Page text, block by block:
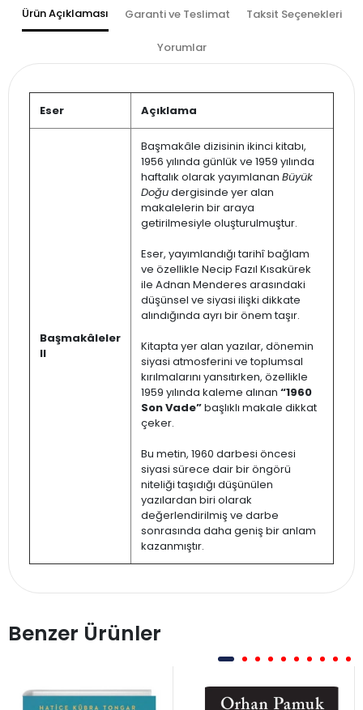
Ürün Açıklaması Garanti ve Teslimat Taksit Seçenekleri
Yorumlar
Eser Açıklama
Başmakâleler
II
Başmakâle dizisinin ikinci kitabı,
1956 yılında günlük ve 1959 yılında
haftalık olarak yayımlanan Büyük
Doğudergisinde yer alan
makalelerin bir araya
getirilmesiyle oluşturulmuştur.
Eser, yayımlandığı tarihî bağlam
ve özellikle Necip Fazıl Kısakürek
ile Adnan Menderes arasındaki
düşünsel ve siyasi ilişki dikkate
alındığında ayrı bir önem taşır.
Kitapta yer alan yazılar, dönemin
siyasi atmosferini ve toplumsal
kırılmalarını yansıtırken, özellikle
1959 yılında kaleme alınan “1960
Son Vade”başlıklı makale dikkat
çeker.
Bu metin, 1960 darbesi öncesi
siyasi sürece dair bir öngörü
niteliği taşıdığı düşünülen
yazılardan biri olarak
değerlendirilmiş ve darbe
sonrasında daha geniş bir anlam
kazanmıştır.
Benzer Ürünler